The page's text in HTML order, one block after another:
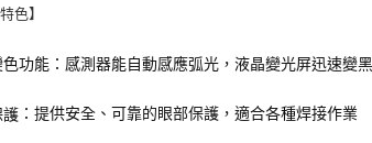
色】
功能 ：感測器能自動感應弧光，液晶變光屏迅速變
護 ：提供安全、可靠的眼部保護，適合各種焊接作業